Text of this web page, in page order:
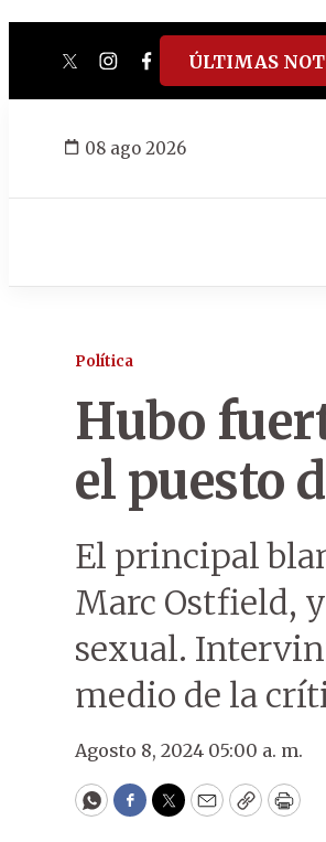
twitterinstagram
facebook
tiktokyoutube
ÚLTIMAS
08 ago 2026
Política
Hubo
el puesto
El principal
Marc Ostfield,
sexual.
medio de la
Agosto 8, 2024 05:00 a. m.
WhatsApp
Facebook
Twitter
EmailCopyPrint